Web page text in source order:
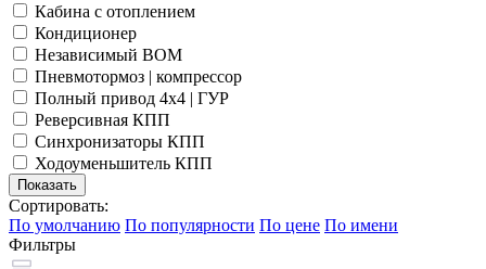
Кабина с отоплением
Кондиционер
Независимый ВОМ
Пневмотормоз | компрессор
Полный привод 4x4 | ГУР
Реверсивная КПП
Синхронизаторы КПП
Ходоуменьшитель КПП
Сортировать:
По умолчанию По популярности По цене По имени
Фильтры